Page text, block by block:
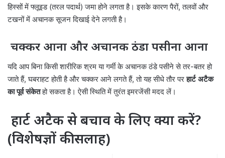
हिस्सों में फ्लूइड (तरल पदार्थ) जमा होने लगता है। इसके कारण पैरों, तलवों और
टखनों में अचानक सूजन दिखाई देने लगती है।
चक्कर आना और अचानक ठंडा पसीना आना
यदि आप बिना किसी शारीरिक श्रम या गर्मी के अचानक ठंडे पसीने से तर-बतर हो
जाते हैं, घबराहट होती है और चक्कर आने लगते हैं, तो यह सीधे तौर परहार्ट अटैक
का पूर्व संकेतहो सकता है। ऐसी स्थिति में तुरंत इमरजेंसी मदद लें।
हार्ट अटैक से बचाव के लिए क्या करें?
(विशेषज्ञों की सलाह)